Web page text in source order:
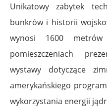
Unikatowy zabytek
bunkrów i historii
wynosi 1600
pomieszczeniach
wystawy dotyczące
amerykańskiego
wykorzystania energii